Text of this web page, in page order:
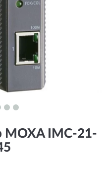
MOXA IMC-21-